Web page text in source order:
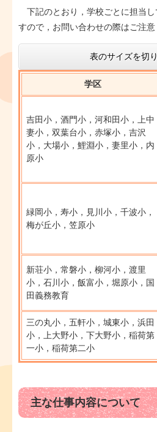
下記のとおり，学校ごとに担当し
すので，お問い合わせの際はご注意
表のサイズを切
学区
吉田小，酒門小，河和田小，上中
妻小，双葉台小，赤塚小，吉沢
小，大場小，鯉淵小，妻里小，内
原小
緑岡小，寿小，見川小，千波小，
梅が丘小，笠原小
新荘小，常磐小，柳河小，渡里
小，石川小，飯富小，堀原小，国
田義務教育
三の丸小，五軒小，城東小，浜田
小，上大野小，下大野小，稲荷第
一小，稲荷第二小
主な仕事内容について